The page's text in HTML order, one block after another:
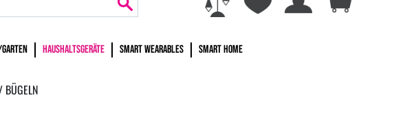
HAUSHALTSGERÄTE SMART WEARABLES SMART HOME
BÜGELN